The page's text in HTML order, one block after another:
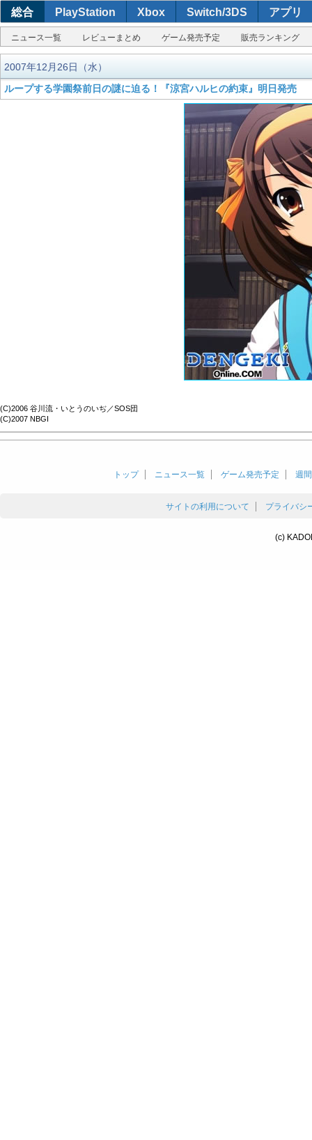
総合 PlayStation Xbox Switch/3DS アプリ
ニュース一覧 レビューまとめ ゲーム発売予定 販売ランキング
2007年12月26日（水）
ループする学園祭前日の謎に迫る！『涼宮ハルヒの約束』明日発売
(C)2006 谷川流・いとうのいぢ／SOS団
(C)2007 NBGI
トップ ニュース一覧 ゲーム発売予定 週
サイトの利用について プライバシ
(c)